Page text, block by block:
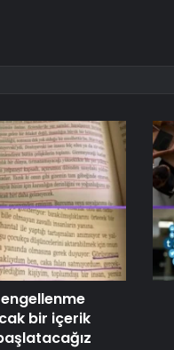
engellenme
bir içerik